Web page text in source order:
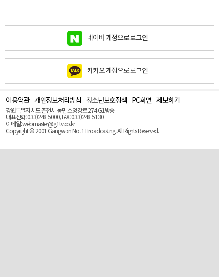
네이버 계정으로 로그인
카카오 계정으로 로그인
이용약관 개인정보처리방침 청소년보호정책 PC화면 제보하기
강원특별자치도 춘천시 동면 소양강로 274 G1방송
대표전화: 033)248-5000, FAX: 033)248-5130
이메일: webmaster@g1tv.co.kr
Copyright © 2001 Gangwon No. 1 Broadcasting. All Rights Reserved.